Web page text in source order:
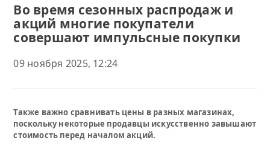
Во время сезонных распродаж и
акций многие покупатели
совершают импульсные покупки
09 ноября 2025, 12:24
Также важно сравнивать цены в разных магазинах,
поскольку некоторые продавцы искусственно завышают
стоимость перед началом акций.